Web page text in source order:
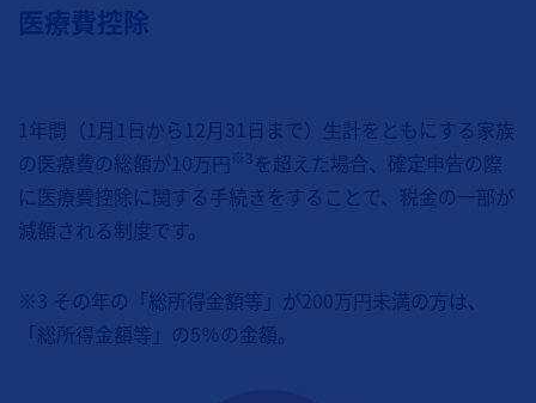
医療費控除
1年間（1月1日から12月31日まで）生計をともにする家族
の医療費の総額が10万円
※3を超えた場合、確定申告の際
に医療費控除に関する手続きをすることで、税金の一部が
減額される制度です。
※3 その年の「総所得金額等」が200万円未満の方は、
「総所得金額等」の5％の金額。